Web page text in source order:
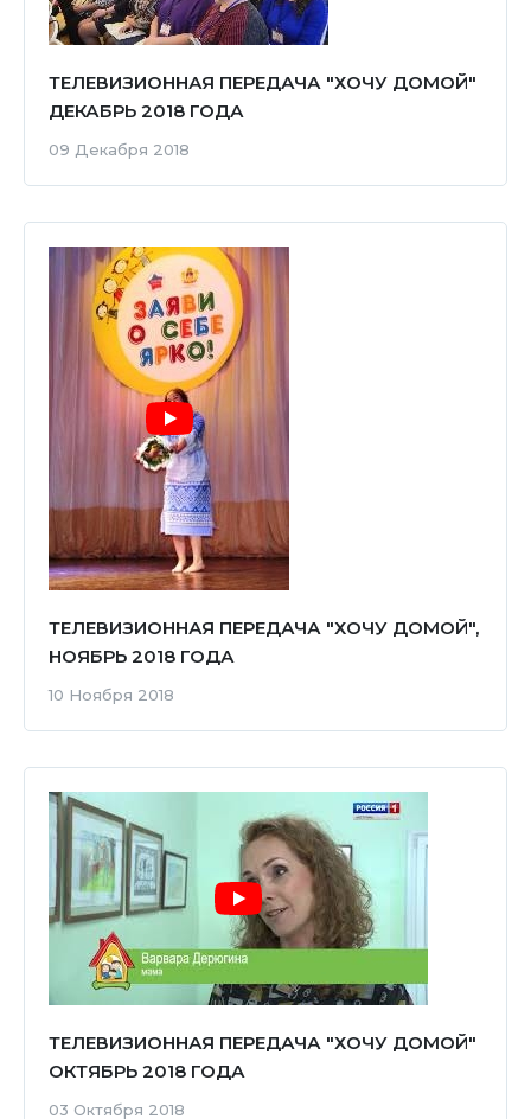
ТЕЛЕВИЗИОННАЯ ПЕРЕДАЧА "ХОЧУ ДОМОЙ"
ДЕКАБРЬ 2018 ГОДА
09 Декабря 2018
ТЕЛЕВИЗИОННАЯ ПЕРЕДАЧА "ХОЧУ ДОМОЙ",
НОЯБРЬ 2018 ГОДА
10 Ноября 2018
ТЕЛЕВИЗИОННАЯ ПЕРЕДАЧА "ХОЧУ ДОМОЙ"
ОКТЯБРЬ 2018 ГОДА
03 Октября 2018